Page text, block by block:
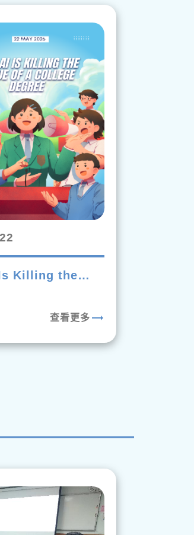
Killing the
查看更多 trending_flat